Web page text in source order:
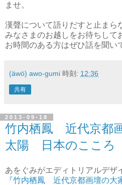
ませ。
漢聲について語りだすと止まら
みなさまのお越しをお待ちして
お時間のある方はぜひ話を聞い
(äwö) awo-gumi 時刻: 12:36
共有
2013-09-18
竹内栖鳳 近代京都
太陽 日本のこころ
あをぐみがエディトリアルデザ
『竹内栖鳳 近代京都画壇の大